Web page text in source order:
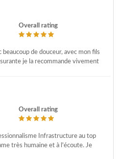
Overall rating
de douceur, avec mon fils
je la recommande vivement
Overall rating
Infrastructure au top
très humaine et à l'écoute. Je